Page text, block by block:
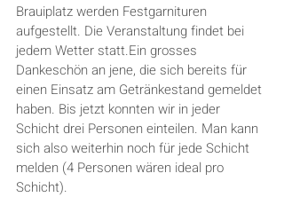
Brauiplatz werden Festgarnituren
aufgestellt. Die Veranstaltung findet bei
jedem Wetter statt.Ein grosses
Dankeschön an jene, die sich bereits für
einen Einsatz am Getränkestand gemeldet
haben. Bis jetzt konnten wir in jeder
Schicht drei Personen einteilen. Man kann
sich also weiterhin noch für jede Schicht
melden (4 Personen wären ideal pro
Schicht).